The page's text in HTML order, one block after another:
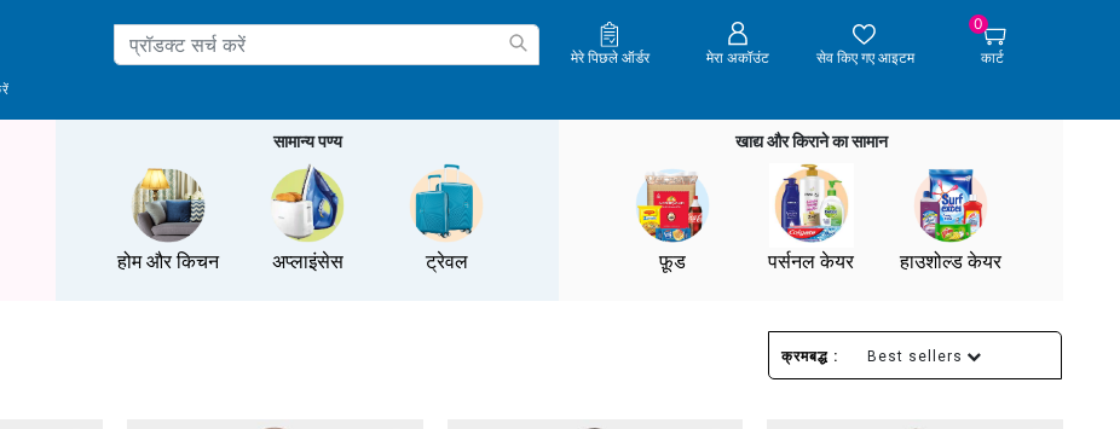
मेरे पिछले ऑर्डर मेरा अकॉउंट सेव किए गए आइटम
0
कार्ट
सामान्य पण्य
होम और किचन अप्लाइंसेस ट्रेवल
खाद्य और किराने का सामान
फ़ूड पर्सनल केयर हाउशोल्ड केयर
क्रमबद्ध : Best sellers